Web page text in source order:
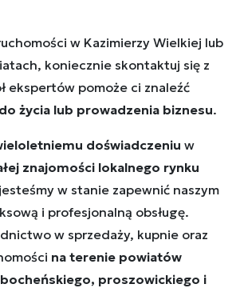
w Kazimierzy Wielkiej lub
koniecznie skontaktuj się z
ekspertów pomoże ci znaleźć
życia lub prowadzenia biznesu.
doświadczeniu w
znajomości lokalnego rynku
w stanie zapewnić naszym
i profesjonalną obsługę.
w sprzedaży, kupnie oraz
na terenie powiatów
proszowickiego i